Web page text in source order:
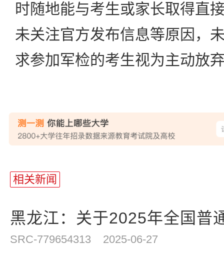
时随地能与考生或家长取得直
未关注官方发布信息等原因，
求参加军检的考生视为主动放
相关新闻
黑龙江：关于2025年全国普
SRC-779654313 2025-06-27